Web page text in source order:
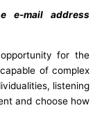
e-mail address
for the
of complex
listening
and choose how